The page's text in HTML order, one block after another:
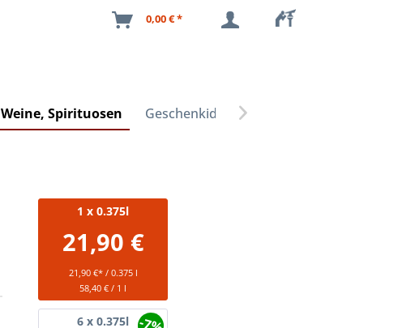
0,00 € *
Weine, Spirituosen Geschenkideen
1 x 0.375l
21,90 €
21,90 €* / 0.375 l
58,40 € / 1 l
6 x 0.375l